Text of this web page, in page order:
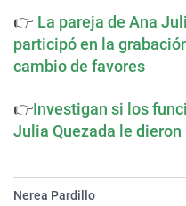
👉 La pareja de Ana
participó en la
cambio de favores
👉Investigan si los
Julia Quezada le
Nerea Pardillo